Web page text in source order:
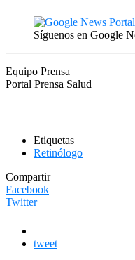
Síguenos en Google
Equipo Prensa
Portal Prensa Salud
Etiquetas
Retinólogo
Compartir
Facebook
Twitter
tweet